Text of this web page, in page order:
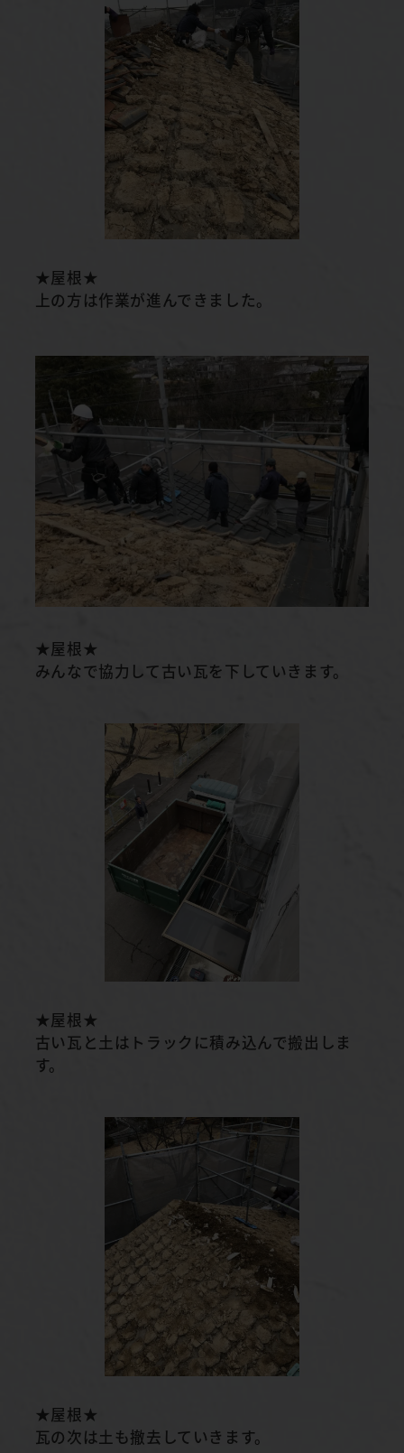
★屋根★
上の方は作業が進んできました。
★屋根★
みんなで協力して古い瓦を下していきます。
★屋根★
古い瓦と土はトラックに積み込んで搬出しま
す。
★屋根★
瓦の次は土も撤去していきます。